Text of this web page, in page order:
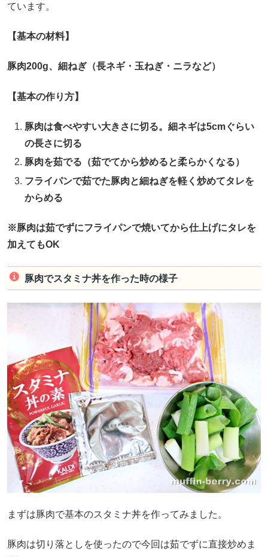
ています。
【基本の材料】
豚肉200g、細ねぎ（長ネギ・玉ねぎ・ニラなど）
【基本の作り方】
豚肉は食べやすい大きさに切る。細ネギは5cmぐらい
の長さに切る
豚肉を茹でる（茹でてから炒めると柔らかくなる）
フライパンで茹でた豚肉と細ねぎを軽く炒めてタレを
からめる
※豚肉は茹でずにフライパンで焼いてから仕上げにタレを
加えてもOK
豚肉でスタミナ丼を作った時の様子
まずは豚肉で基本のスタミナ丼を作ってみました。
豚肉は切り落としを使ったので今回は茹でずに直接炒めま